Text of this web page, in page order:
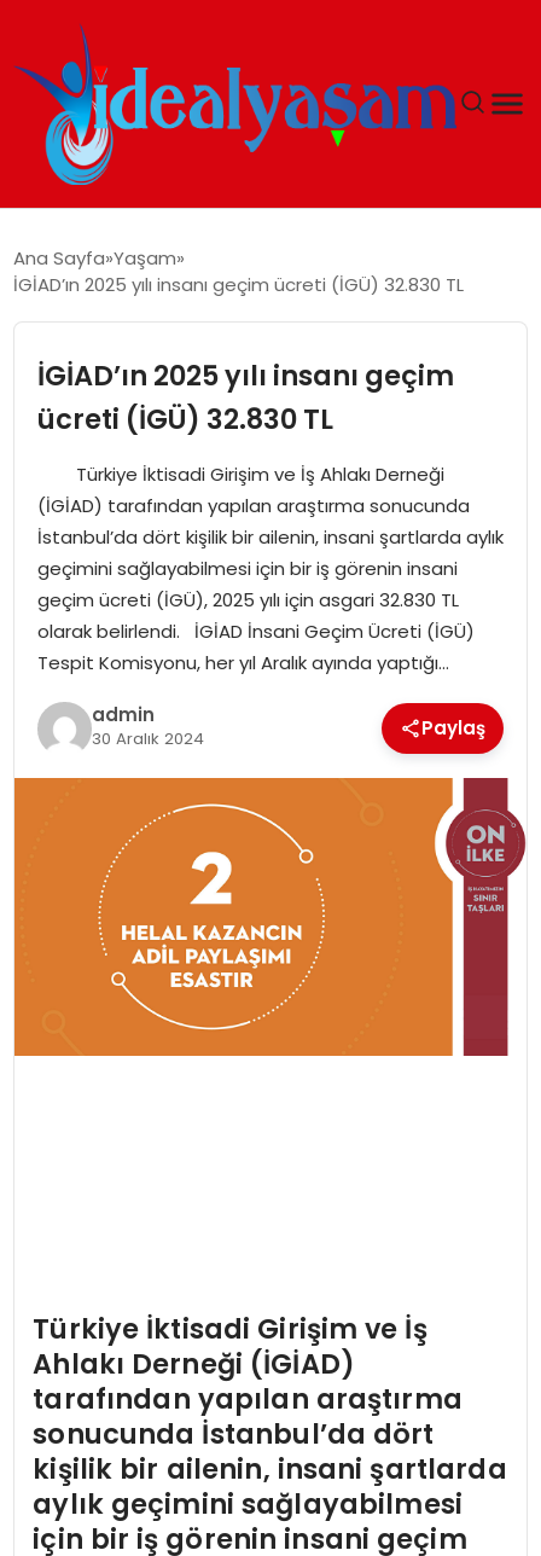
EKONOMI
İDEAL YAŞAM
İDEAL SPOR
YAŞAM
MAGAZIN
SAĞLIK
SOSYAL HABER
Ana Sayfa Yaşam
İGİAD’ın 2025 yılı insanı geçim ücreti (İGÜ) 32.830 TL
İGİAD’ın 2025 yılı insanı geçim
ücreti (İGÜ) 32.830 TL
Türkiye İktisadi Girişim ve İş Ahlakı Derneği
(İGİAD) tarafından yapılan araştırma sonucunda
İstanbul’da dört kişilik bir ailenin, insani şartlarda aylık
geçimini sağlayabilmesi için bir iş görenin insani
geçim ücreti (İGÜ), 2025 yılı için asgari 32.830 TL
olarak belirlendi. İGİAD İnsani Geçim Ücreti (İGÜ)
Tespit Komisyonu, her yıl Aralık ayında yaptığı…
admin
30 Aralık 2024 Paylaş
Türkiye İktisadi Girişim ve İş
Ahlakı Derneği (İGİAD)
tarafından yapılan araştırma
sonucunda İstanbul’da dört
kişilik bir ailenin, insani şartlarda
aylık geçimini sağlayabilmesi
için bir iş görenin insani geçim